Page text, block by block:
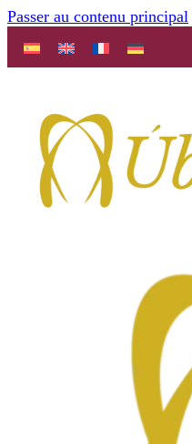
Passer au contenu principal